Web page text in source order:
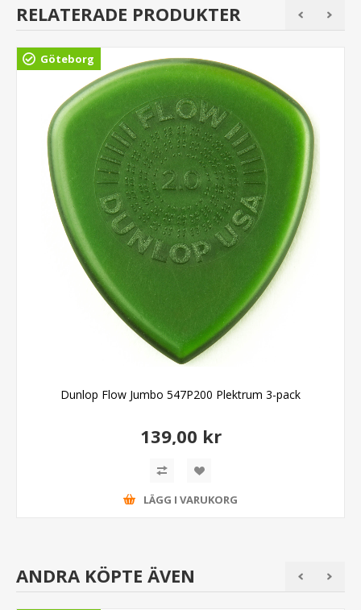
RELATERADE PRODUKTER
Göteborg
Dunlop Flow Jumbo 547P200 Plektrum 3-pack
139,00 kr
LÄGG I VARUKORG
ANDRA KÖPTE ÄVEN